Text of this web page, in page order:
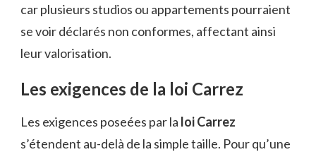
car plusieurs studios ou appartements pourraient
se voir déclarés non conformes, affectant ainsi
leur valorisation.
Les exigences de la loi Carrez
Les exigences poseées par la loi Carrez
s’étendent au-delà de la simple taille. Pour qu’une